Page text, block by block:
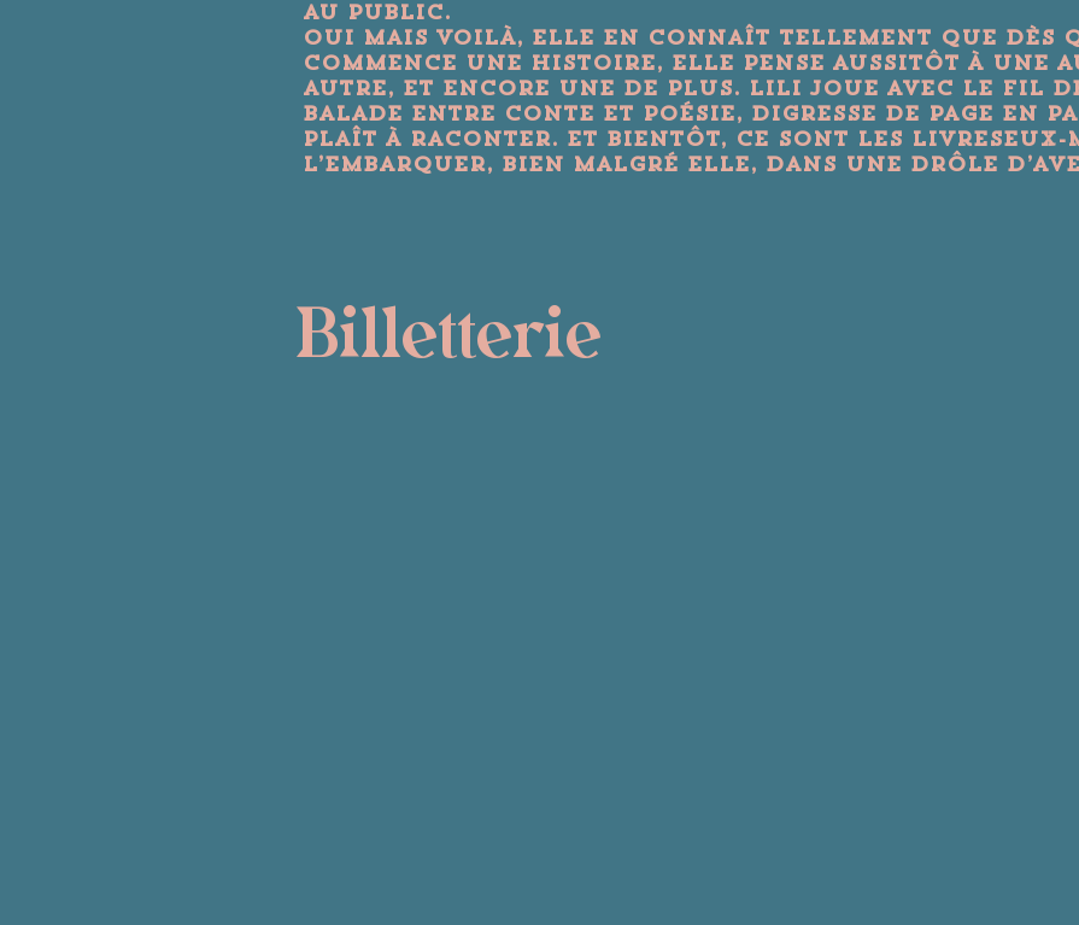
au public.
Oui mais voilà, elle en connaît tellement que dès
commence une histoire, elle pense aussitôt à une
autre, et encore une de plus. Lili joue avec le fil
balade entre conte et poésie, digresse de page en
plaît à raconter. Et bientôt, ce sont les livreseux-
l’embarquer, bien malgré elle, dans une drôle
Billetterie